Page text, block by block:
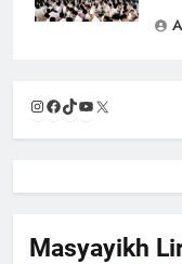
Instagram
Facebook
TikTok
YouTube
Masyayikh